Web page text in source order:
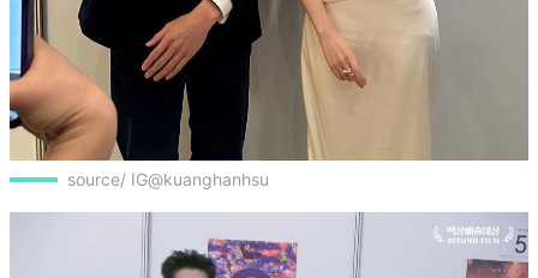
source/ IG@kuanghanhsu